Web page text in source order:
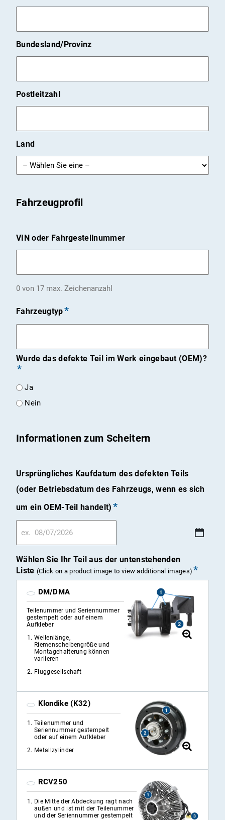
Bundesland/Provinz
Postleitzahl
Land
Fahrzeugprofil
VIN oder Fahrgestellnummer
0 von 17 max. Zeichenanzahl
Fahrzeugtyp
Wurde das defekte Teil im Werk eingebaut (OEM)?
Ja
Nein
Informationen zum Scheitern
Ursprüngliches Kaufdatum des defekten Teils
(oder Betriebsdatum des Fahrzeugs, wenn es sich
um ein OEM-Teil handelt)
Schrägstrich
TT
JJJJ
Wählen Sie Ihr Teil aus der untenstehenden
Liste (Click on a product image to view additional images)
DM/DMA
Teilenummer und Seriennummer
gestempelt oder auf einem
Aufkleber
Wellenlänge,
Riemenscheibengröße und
Montagehalterung können
variieren
Fluggesellschaft
Klondike (K32)
Teilenummer und
Seriennummer gestempelt
oder auf einem Aufkleber
Metallzylinder
RCV250
Die Mitte der Abdeckung ragt nach
außen und ist mit der Teilenummer
und der Seriennummer gestempelt